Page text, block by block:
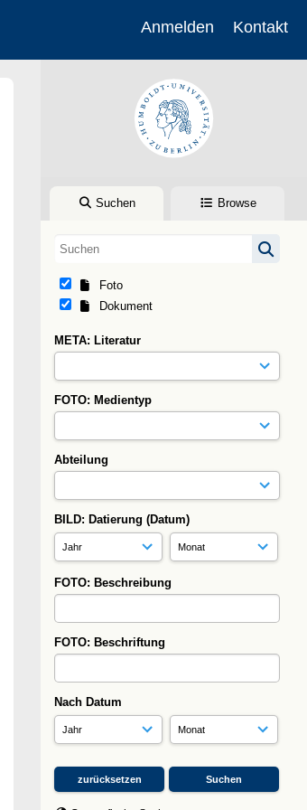
Anmelden Kontakt
Suchen Browse
Foto
Dokument
META: Literatur
FOTO: Medientyp
Abteilung
BILD: Datierung (Datum)
FOTO: Beschreibung
FOTO: Beschriftung
Nach Datum